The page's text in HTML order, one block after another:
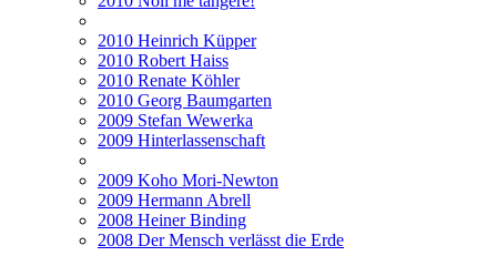
2010 Heinrich Küpper
2010 Robert Haiss
2010 Renate Köhler
2010 Georg Baumgarten
2009 Stefan Wewerka
2009 Hinterlassenschaft
2009 Koho Mori-Newton
2009 Hermann Abrell
2008 Heiner Binding
2008 Der Mensch verlässt die Erde